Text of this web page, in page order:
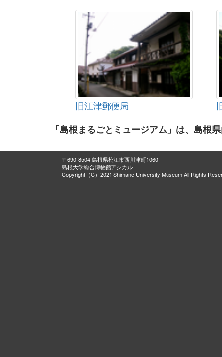
旧江津郵便局
「島根まるごとミュージアム」は、島根
〒690-8504 島根県松江市西川津町1060
島根大学総合博物館アシカル
Copyright（C）2021 Shimane University Museum All Rights